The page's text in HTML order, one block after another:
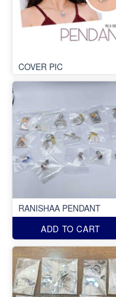
COVER PIC
RANISHAA PENDANT
ADD TO CART